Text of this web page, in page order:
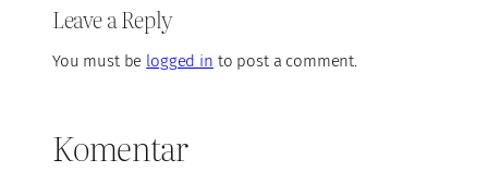
Leave a Reply
You must be logged in to post a comment.
Komentar